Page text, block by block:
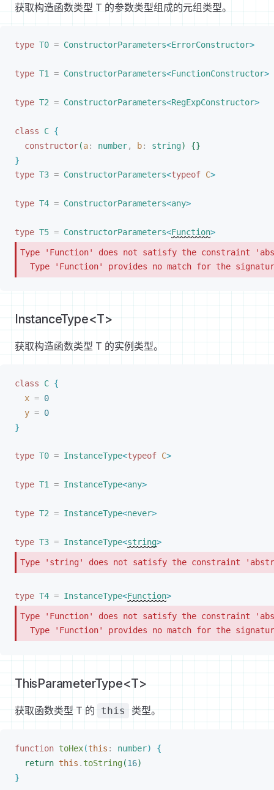
获取构造函数类型 T 的参数类型组成的元组类型。
type T0 = ConstructorParameters<ErrorConstructor>
type T1 = ConstructorParameters<FunctionConstructor>
type T2 = ConstructorParameters<RegExpConstructor>
class C {
constructor(a: number, b: string) {}
}
type T3 = ConstructorParameters<typeof C>
type T4 = ConstructorParameters<any>
type T5 = ConstructorParameters<Function>
Type 'Function' does not satisfy the constraint
Type 'Function' provides no match for the
InstanceType<T>
获取构造函数类型 T 的实例类型。
class C {
x = 0
y = 0
}
type T0 = InstanceType<typeof C>
type T1 = InstanceType<any>
type T2 = InstanceType<never>
type T3 = InstanceType<string>
Type 'string' does not satisfy the constraint
type T4 = InstanceType<Function>
Type 'Function' does not satisfy the constraint
Type 'Function' provides no match for the
ThisParameterType<T>
获取函数类型 T 的 this 类型。
function toHex(this : number)
{
return this . toString(16)
}